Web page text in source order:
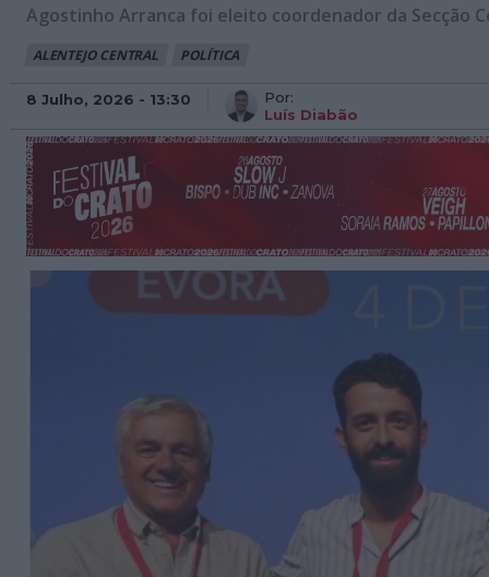
Agostinho Arranca foi eleito coordenador da Secção
ALENTEJO CENTRAL POLÍTICA
8 Julho, 2026 - 13:30
Por:
Luís Diabão